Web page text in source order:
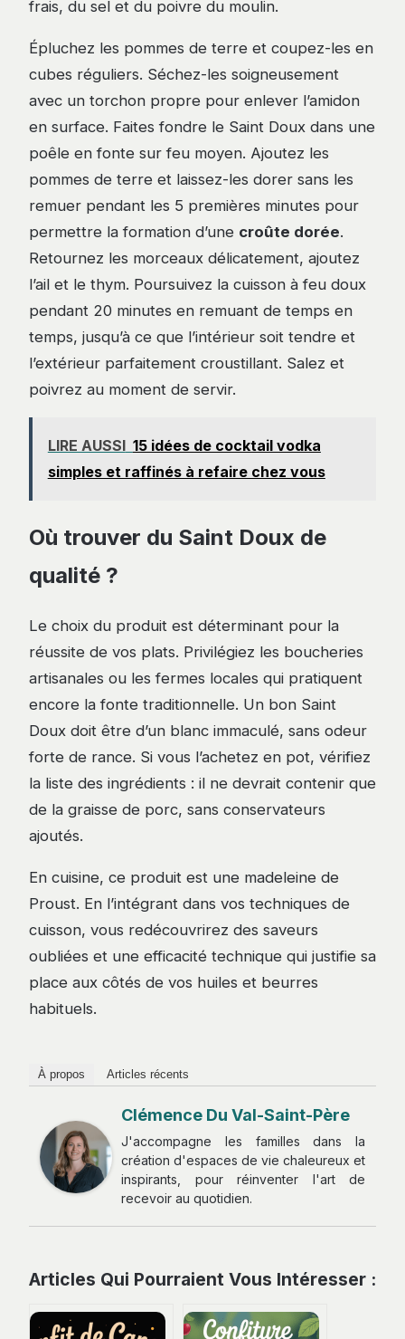
frais, du sel et du poivre du moulin.
Épluchez les pommes de terre et coupez-les en
cubes réguliers. Séchez-les soigneusement
avec un torchon propre pour enlever l’amidon
en surface. Faites fondre le Saint Doux dans une
poêle en fonte sur feu moyen. Ajoutez les
pommes de terre et laissez-les dorer sans les
remuer pendant les 5 premières minutes pour
permettre la formation d’une croûte dorée.
Retournez les morceaux délicatement, ajoutez
l’ail et le thym. Poursuivez la cuisson à feu doux
pendant 20 minutes en remuant de temps en
temps, jusqu’à ce que l’intérieur soit tendre et
l’extérieur parfaitement croustillant. Salez et
poivrez au moment de servir.
LIRE AUSSI 15 idées de cocktail vodka
simples et raffinés à refaire chez vous
Où trouver du Saint Doux de
qualité ?
Le choix du produit est déterminant pour la
réussite de vos plats. Privilégiez les boucheries
artisanales ou les fermes locales qui pratiquent
encore la fonte traditionnelle. Un bon Saint
Doux doit être d’un blanc immaculé, sans odeur
forte de rance. Si vous l’achetez en pot, vérifiez
la liste des ingrédients : il ne devrait contenir que
de la graisse de porc, sans conservateurs
ajoutés.
En cuisine, ce produit est une madeleine de
Proust. En l’intégrant dans vos techniques de
cuisson, vous redécouvrirez des saveurs
oubliées et une efficacité technique qui justifie sa
place aux côtés de vos huiles et beurres
habituels.
À propos Articles récents
Clémence Du Val-Saint-Père
J'accompagne les familles dans la
création d'espaces de vie chaleureux et
inspirants, pour réinventer l'art de
recevoir au quotidien.
Articles Qui Pourraient Vous Intéresser :